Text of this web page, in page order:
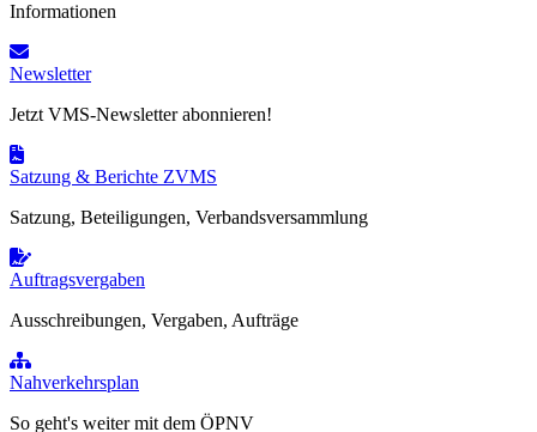
Informationen
Newsletter
Jetzt VMS-Newsletter abonnieren!
Satzung & Berichte ZVMS
Satzung, Beteiligungen, Verbandsversammlung
Auftragsvergaben
Ausschreibungen, Vergaben, Aufträge
Nahverkehrsplan
So geht's weiter mit dem ÖPNV